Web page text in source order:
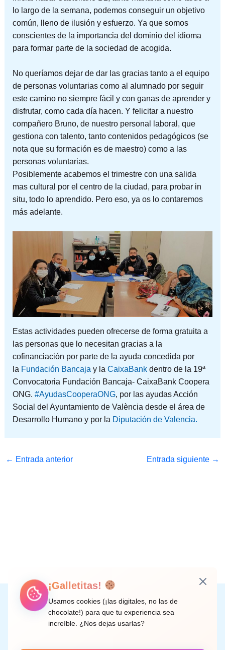
lo largo de la semana, podemos conseguir un objetivo
común, lleno de ilusión y esfuerzo. Ya que somos
conscientes de la importancia del dominio del idioma
para formar parte de la sociedad de acogida.
No queríamos dejar de dar las gracias tanto a el equipo
de personas voluntarias como al alumnado por seguir
este camino no siempre fácil y con ganas de aprender y
disfrutar, como cada día hacen. Y felicitar a nuestro
compañero Bruno, de nuestro personal laboral, que
gestiona con talento, tanto contenidos pedagógicos (se
nota que su formación es de maestro) como a las
personas voluntarias.
Posiblemente acabemos el trimestre con una salida
mas cultural por el centro de la ciudad, para probar in
situ, todo lo aprendido. Pero eso, ya os lo contaremos
más adelante.
Estas actividades pueden ofrecerse de forma gratuita a
las personas que lo necesitan gracias a la
cofinanciación por parte de la ayuda concedida por
la Fundación Bancaja y la CaixaBankdentro de la 19ª
Convocatoria Fundación Bancaja- CaixaBank Coopera
ONG. #AyudasCooperaONG, por las ayudas Acción
Social del Ayuntamiento de València desde el área de
Desarrollo Humano y por la Diputación de Valencia.
← Entrada anterior Entrada siguiente →
Instagram
Facebook
X LinkedIn
Correo electrónico
¡Galletitas!
Usamos cookies (¡las digitales, no las de
chocolate!) para que tu experiencia sea
increíble. ¿Nos dejas usarlas?